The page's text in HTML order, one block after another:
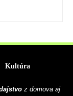
Kultúra
z domova aj